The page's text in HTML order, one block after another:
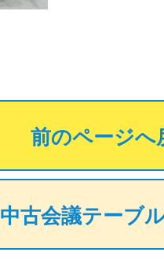
前のページへ
中古会議テーブ